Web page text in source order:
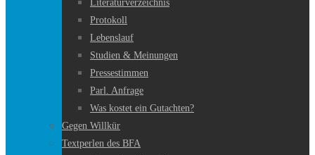
Literaturverzeichnis
Protokoll
Lebenslauf
Studien & Meinungen
Pressestimmen
Parl. Anfrage
Was kostet ein Gutachten?
Gegen Willkür
Textperlen des BFA